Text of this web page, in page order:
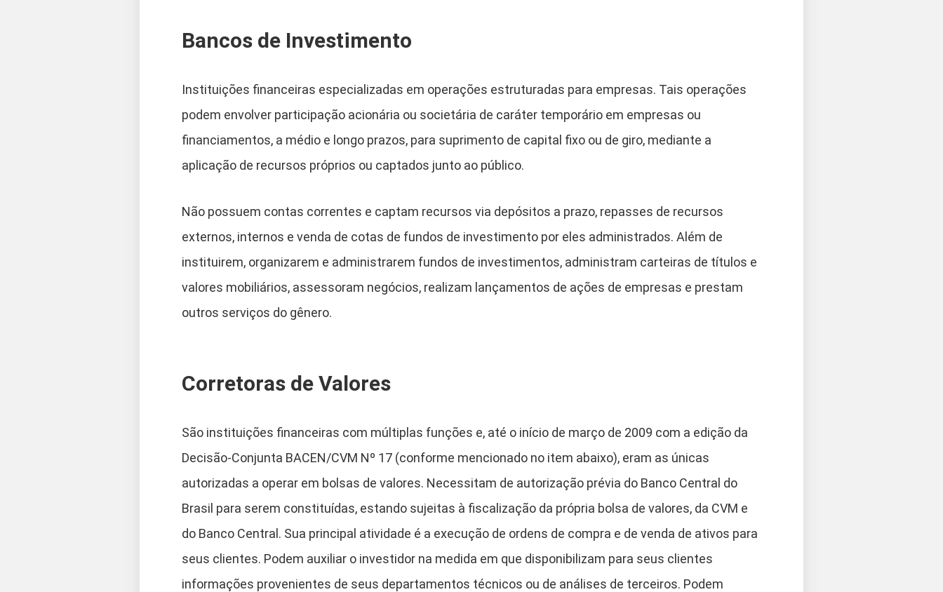
Bancos de Investimento
Instituições financeiras especializadas em operações estruturadas para empresas. Tais operações
podem envolver participação acionária ou societária de caráter temporário em empresas ou
financiamentos, a médio e longo prazos, para suprimento de capital fixo ou de giro, mediante a
aplicação de recursos próprios ou captados junto ao público.
Não possuem contas correntes e captam recursos via depósitos a prazo, repasses de recursos
externos, internos e venda de cotas de fundos de investimento por eles administrados. Além de
instituirem, organizarem e administrarem fundos de investimentos, administram carteiras de títulos e
valores mobiliários, assessoram negócios, realizam lançamentos de ações de empresas e prestam
outros serviços do gênero.
Corretoras de Valores
São instituições financeiras com múltiplas funções e, até o início de março de 2009 com a edição da
Decisão-Conjunta BACEN/CVM Nº 17 (conforme mencionado no item abaixo), eram as únicas
autorizadas a operar em bolsas de valores. Necessitam de autorização prévia do Banco Central do
Brasil para serem constituídas, estando sujeitas à fiscalização da própria bolsa de valores, da CVM e
do Banco Central. Sua principal atividade é a execução de ordens de compra e de venda de ativos para
seus clientes. Podem auxiliar o investidor na medida em que disponibilizam para seus clientes
informações provenientes de seus departamentos técnicos ou de análises de terceiros. Podem